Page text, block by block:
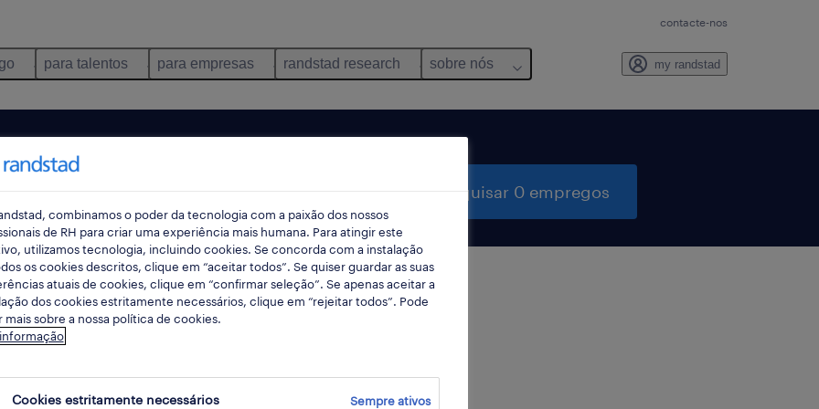
contacte-nos
para talentos para empresas randstad research sobre nós my randstad
pesquisar 0 empregos
resultados para a sua pesquisa.
combinamos o poder da tecnologia com a paixão dos nossos
de RH para criar uma experiência mais humana. Para atingir este
utilizamos tecnologia, incluindo cookies. Se concorda com a instalação
os cookies descritos, clique em “aceitar todos”. Se quiser guardar as suas
atuais de cookies, clique em “confirmar seleção”. Se apenas aceitar a
dos cookies estritamente necessários, clique em “rejeitar todos”. Pode
mais sobre a nossa política de cookies.
Cookies estritamente necessários Sempre ativos